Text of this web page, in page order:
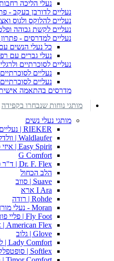
נעלי הליכה
נעליים לדורבן בעקב -
נעליים להלוקס ולגוס
נעליים לקשת גבוהה
נעליים למדרסים -
כל נעלי הנשים
נעלי גברים עם
נעליים לסוכרתיים
נעליים
נעליים
מדרסים בהתאמה
מותגי נוחות שנבחרו בקפידה
מותגי נעלי נשים
RIEKER | נעליים נוחות עם יציבות יומיומית
Waldlaufer | וולדלאופר נעלים עם מידות רוחב
Easy Spirit | איזי ספיריט נוחות אמריקאית יומיומית
G Comfort
Dr. F. Flex | ד"ר פלקס
הלב הכחול
Suave | סווב
I Ara ארא
Rohde | רודה
Moran - נעלי מורן
Fly Foot | פליי פוט
American Flex | אמריקו פלקס
Glove | גלוב
Lady Comfort | ליידי קומפורט
Softlex | סופטפלקס